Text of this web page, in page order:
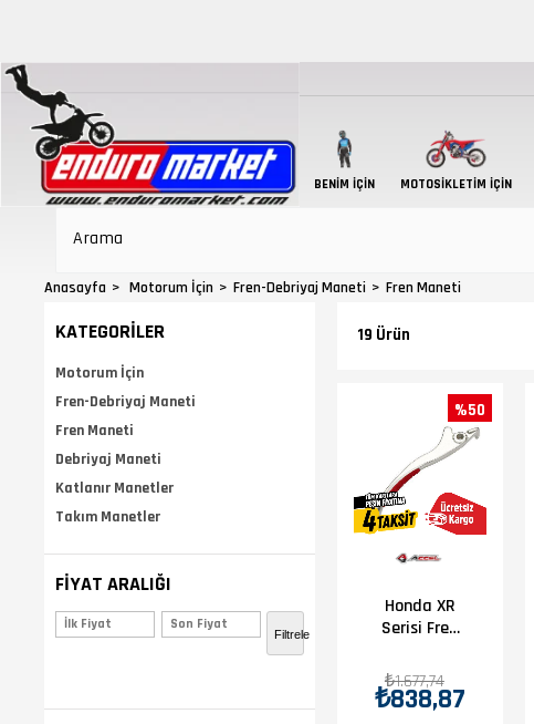
BENIM İÇIN MOTOSIKLETIM İÇIN
Anasayfa Motorum İçin Fren-Debriyaj Maneti Fren Maneti
KATEGORILER
Motorum İçin
Fren-Debriyaj Maneti
Fren Maneti
Debriyaj Maneti
Katlanır Manetler
Takım Manetler
FIYAT ARALIĞI
Filtrele ₺600,00 - ₺700,00
19 Ürün
Honda XR
Serisi Fren
₺838,87
₺1.677,74
%50